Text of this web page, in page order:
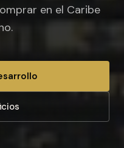
en el Caribe